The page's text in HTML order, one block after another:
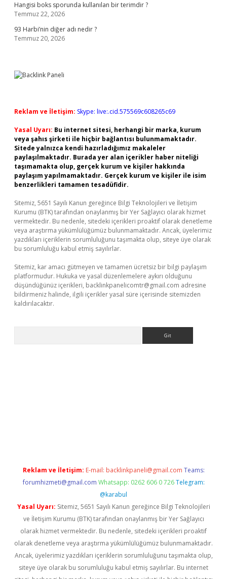
Hangisi boks sporunda kullanılan bir terimdir ?
Temmuz 22, 2026
93 Harbi’nin diğer adı nedir ?
Temmuz 20, 2026
Reklam ve İletişim: Skype: live:.cid.575569c608265c69
Yasal Uyarı: Bu internet sitesi, herhangi bir marka, kurum
veya şahıs şirketi ile hiçbir bağlantısı bulunmamaktadır.
Sitede yalnızca kendi hazırladığımız makaleler
paylaşılmaktadır. Burada yer alan içerikler haber niteliği
taşımamakta olup, gerçek kurum ve kişiler hakkında
paylaşım yapılmamaktadır. Gerçek kurum ve kişiler ile isim
benzerlikleri tamamen tesadüfidir.
Sitemiz, 5651 Sayılı Kanun gereğince Bilgi Teknolojileri ve İletişim
Kurumu (BTK) tarafından onaylanmış bir Yer Sağlayıcı olarak hizmet
vermektedir. Bu nedenle, sitedeki içerikleri proaktif olarak denetleme
veya araştırma yükümlülüğümüz bulunmamaktadır. Ancak, üyelerimiz
yazdıkları içeriklerin sorumluluğunu taşımakta olup, siteye üye olarak
bu sorumluluğu kabul etmiş sayılırlar.
Sitemiz, kar amacı gütmeyen ve tamamen ücretsiz bir bilgi paylaşım
platformudur. Hukuka ve yasal düzenlemelere aykırı olduğunu
düşündüğünüz içerikleri, backlinkpanelicomtr@gmail.com adresine
bildirmeniz halinde, ilgili içerikler yasal süre içerisinde sitemizden
kaldırılacaktır.
Reklam ve İletişim: E-mail: backlinkpaneli@gmail.com Teams:
forumhizmeti@gmail.com Whatsapp: 0262 606 0 726 Telegram:
@karabul
Yasal Uyarı: Sitemiz, 5651 Sayılı Kanun gereğince Bilgi Teknolojileri
ve İletişim Kurumu (BTK) tarafından onaylanmış bir Yer Sağlayıcı
olarak hizmet vermektedir. Bu nedenle, sitedeki içerikleri proaktif
olarak denetleme veya araştırma yükümlülüğümüz bulunmamaktadır.
Ancak, üyelerimiz yazdıkları içeriklerin sorumluluğunu taşımakta olup,
siteye üye olarak bu sorumluluğu kabul etmiş sayılırlar. Bu internet